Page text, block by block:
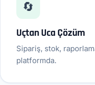
🔄
Uçtan Uca Çözüm
Sipariş, stok,
platformda.